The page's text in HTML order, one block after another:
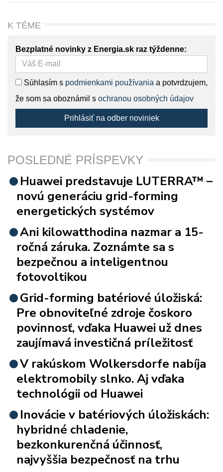
K TÉME
Bezplatné novinky z Energia.sk raz týždenne:
Súhlasím s podmienkami používania a potvrdzujem,
že som sa oboznámil s ochranou osobných údajov
Prihlásiť na odber noviniek
POSLEDNÉ PRÍSPEVKY
Huawei predstavuje LUTERRA™ –
novú generáciu grid-forming
energetických systémov
Ani kilowatthodina nazmar a 15-
ročná záruka. Zoznámte sa s
bezpečnou a inteligentnou
fotovoltikou
Grid-forming batériové úložiská:
Pre obnoviteľné zdroje čoskoro
povinnosť, vďaka Huawei už dnes
zaujímavá investičná príležitosť
V rakúskom Wolkersdorfe nabíja
elektromobily slnko. Aj vďaka
technológii od Huawei
Inovácie v batériových úložiskách:
hybridné chladenie,
bezkonkurenčná účinnosť,
najvyššia bezpečnosť na trhu